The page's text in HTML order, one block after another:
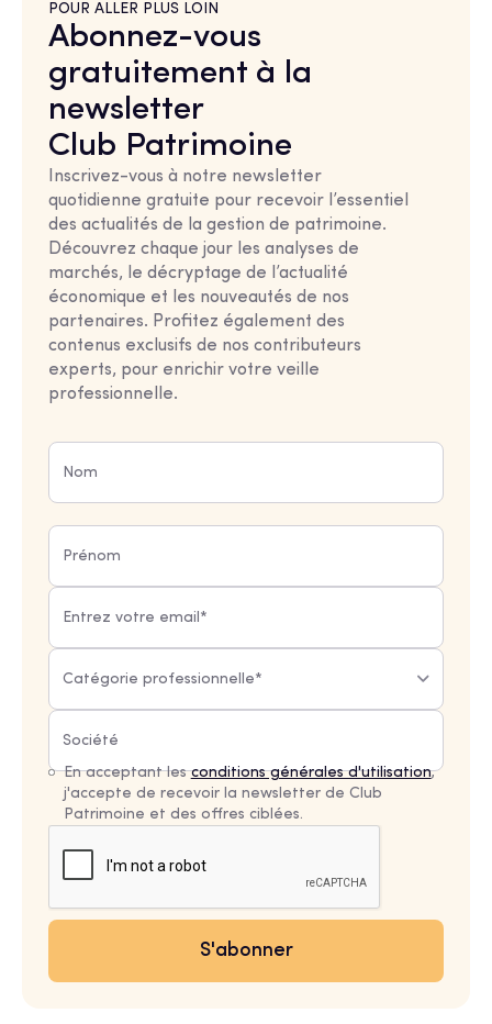
POUR ALLER PLUS LOIN
Abonnez-vous
gratuitement à la
newsletter
Club Patrimoine
Inscrivez-vous à notre newsletter
quotidienne gratuite pour recevoir l’essentiel
des actualités de la gestion de patrimoine.
Découvrez chaque jour les analyses de
marchés, le décryptage de l’actualité
économique et les nouveautés de nos
partenaires. Profitez également des
contenus exclusifs de nos contributeurs
experts, pour enrichir votre veille
professionnelle.
Catégorie professionnelle*
En acceptant lesconditions générales d'utilisation,
j'accepte de recevoir la newsletter de Club
Patrimoine et des offres ciblées.